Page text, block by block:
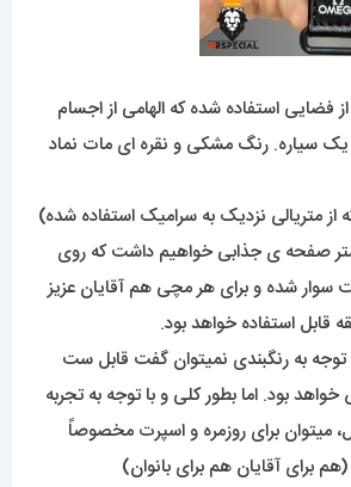
فضایی استفاده شده که الهامی از اجسام
سیاره. رنگ مشکی و نقره ای مات نماد
متریالی نزدیک به سرامیک استفاده شده)
صفحه ی جذابی خواهیم داشت که روی
سوار شده و برای هر مچی هم آقایان عزیز
استفاده خواهد بود.
توجه به رنگبندی نمیتوان گفت قابل ست
بود. اما بطور کلی و با توجه به تجربه
برای روزمره و اسپرت مخصوصاً
برای آقایان هم برای بانوان)